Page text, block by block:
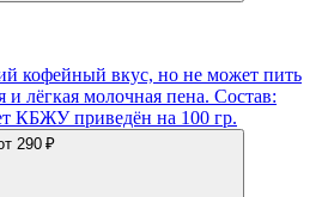
кофейный вкус, но не может пить
и лёгкая молочная пена. Состав:
КБЖУ приведён на 100 гр.
290 ₽